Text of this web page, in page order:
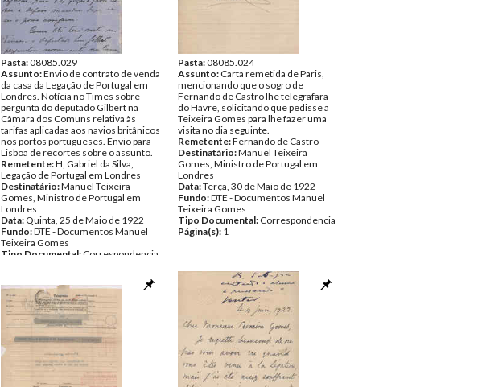
Pasta:08085.029
Assunto:Envio de contrato de venda
da casa da Legação de Portugal em
Londres. Notícia no Times sobre
pergunta do deputado Gilbert na
Câmara dos Comuns relativa às
tarifas aplicadas aos navios britânicos
nos portos portugueses. Envio para
Lisboa de recortes sobre o assunto.
Remetente:H, Gabriel da Silva,
Legação de Portugal em Londres
Destinatário:Manuel Teixeira
Gomes, Ministro de Portugal em
Londres
Data: Quinta, 25 de Maio de 1922
Fundo:DTE - Documentos Manuel
Teixeira Gomes
Tipo Documental: Correspondencia
Pasta:08085.024
Assunto: Carta remetida de Paris,
mencionando que o sogro de
Fernando de Castro lhe telegrafara
do Havre, solicitando que pedisse a
Teixeira Gomes para lhe fazer uma
visita no dia seguinte.
Remetente:Fernando de Castro
Destinatário:Manuel Teixeira
Gomes, Ministro de Portugal em
Londres
Data:Terça, 30 de Maio de 1922
Fundo:DTE - Documentos Manuel
Teixeira Gomes
Tipo Documental: Correspondencia
Página(s): 1